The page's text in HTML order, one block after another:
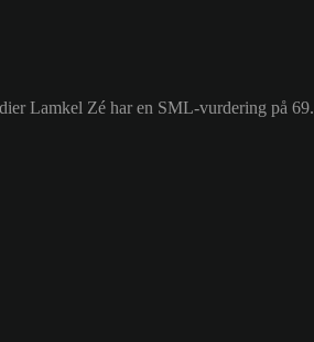
Lamkel Zé har en SML-vurdering på 69.